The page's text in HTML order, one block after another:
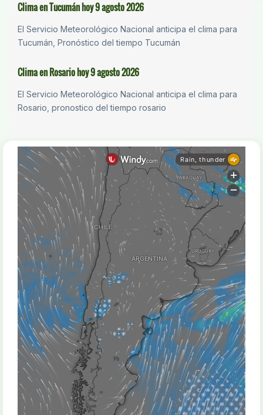
Clima en Tucumán hoy 9 agosto 2026
El Servicio Meteorológico Nacional anticipa el clima para
Tucumán, Pronóstico del tiempo Tucumán
Clima en Rosario hoy 9 agosto 2026
El Servicio Meteorológico Nacional anticipa el clima para
Rosario, pronostico del tiempo rosario